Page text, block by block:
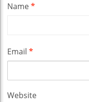
Name*
Email *
Website